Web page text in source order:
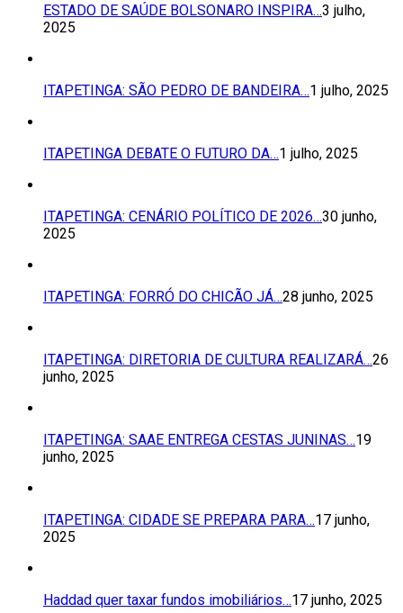
ESTADO DE SAÚDE BOLSONARO INSPIRA…3 julho,
2025
ITAPETINGA: SÃO PEDRO DE BANDEIRA…1 julho, 2025
ITAPETINGA DEBATE O FUTURO DA…1 julho, 2025
ITAPETINGA: CENÁRIO POLÍTICO DE 2026…30 junho,
2025
ITAPETINGA: FORRÓ DO CHICÃO JÁ…28 junho, 2025
ITAPETINGA: DIRETORIA DE CULTURA REALIZARÁ…26
junho, 2025
ITAPETINGA: SAAE ENTREGA CESTAS JUNINAS…19
junho, 2025
ITAPETINGA: CIDADE SE PREPARA PARA…17 junho,
2025
Haddad quer taxar fundos imobiliários…17 junho, 2025